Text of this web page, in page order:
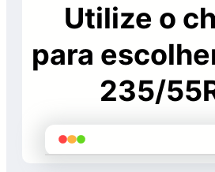
Utilize o
para
235/